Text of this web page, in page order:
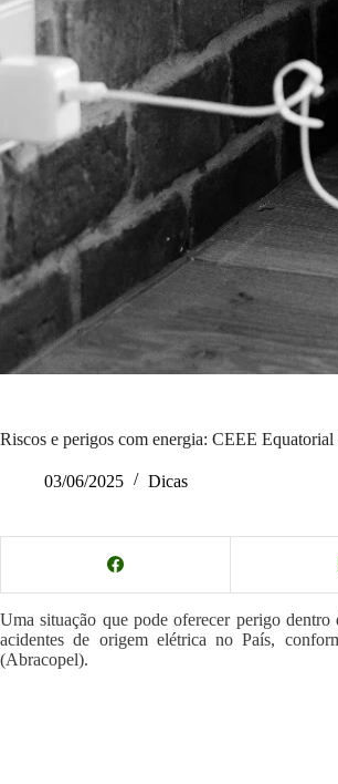
Riscos e perigos com energia: CEEE
03/06/2025 Dicas
Uma situação que pode oferecer perigo
acidentes de origem elétrica no País,
(Abracopel).